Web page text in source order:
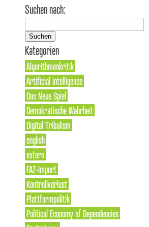
Suchen nach:
Kategorien
Algorithmenkritik
Artificial Intelligence
Das Neue Spiel
Demokratische Wahrheit
Digital Tribalism
english
extern
FAZ-Import
Kontrollverlust
Plattformpolitik
Political Economy of Dependencies